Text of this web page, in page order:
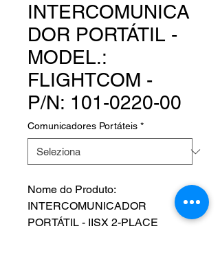
INTERCOMUNICA
DOR PORTÁTIL -
MODEL.:
FLIGHTCOM -
P/N: 101-0220-00
Comunicadores Portáteis *
Nome do Produto:
INTERCOMUNICADOR
PORTÁTIL - IISX 2-PLACE